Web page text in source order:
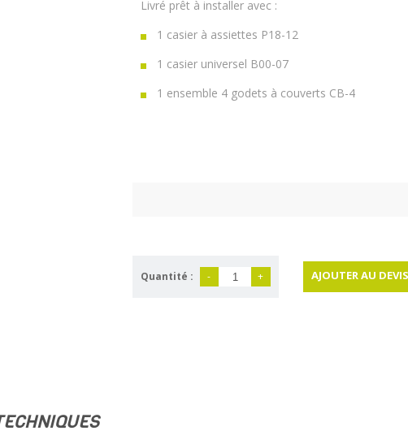
Livré prêt à installer avec :
1 casier à assiettes P18-12
1 casier universel B00-07
1 ensemble 4 godets à couverts CB-4
Quantité : - + AJOUTER AU